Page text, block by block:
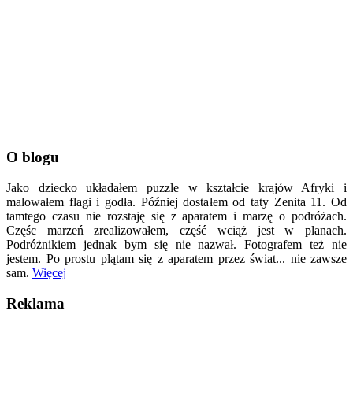
O blogu
Jako dziecko układałem puzzle w kształcie krajów Afryki i
malowałem flagi i godła. Później dostałem od taty Zenita 11. Od
tamtego czasu nie rozstaję się z aparatem i marzę o podróżach.
Częśc marzeń zrealizowałem, część wciąż jest w planach.
Podróżnikiem jednak bym się nie nazwał. Fotografem też nie
jestem. Po prostu plątam się z aparatem przez świat... nie zawsze
sam. Więcej
Reklama